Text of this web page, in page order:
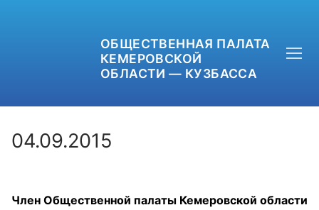
ОБЩЕСТВЕННАЯ ПАЛАТА
КЕМЕРОВСКОЙ
ОБЛАСТИ — КУЗБАССА
04.09.2015
Член Общественной палаты Кемеровской области